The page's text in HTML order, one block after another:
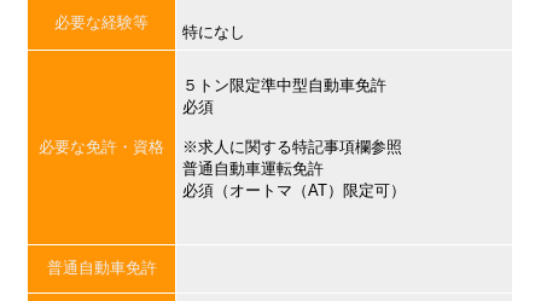
必要な経験等
特になし
必要な免許・資格
５トン限定準中型自動車免許
必須
※求人に関する特記事項欄参照
普通自動車運転免許
必須（オートマ（AT）限定可）
普通自動車免許